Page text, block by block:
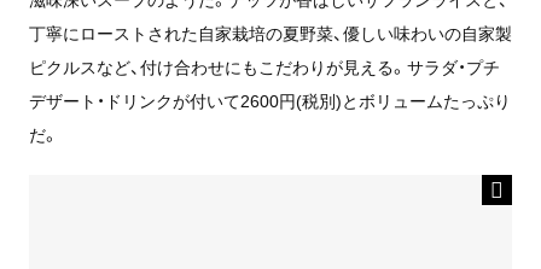
丁寧にローストされた自家栽培の夏野菜、優しい味わいの自家製
ピクルスなど、付け合わせにもこだわりが見える。サラダ・プチ
デザート・ドリンクが付いて2600円(税別)とボリュームたっぷり
だ。